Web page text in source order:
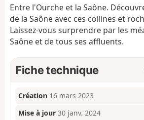
Entre l'Ourche et la Saône.
de la Saône avec ces collines et
Laissez-vous surprendre par les
Saône et de tous ses affluents.
Fiche technique
Création 16 mars 2023
Mise à jour 30 janv. 2024